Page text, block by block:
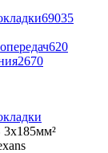
69035
620
2670